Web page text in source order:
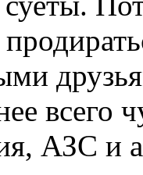
всего
АЗС и